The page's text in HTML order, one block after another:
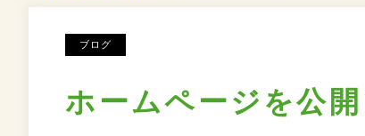
ブログ
ホームページを公開